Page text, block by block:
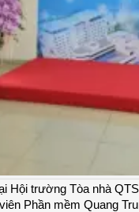
Hội trường Tòa nhà
Phần mềm Quang